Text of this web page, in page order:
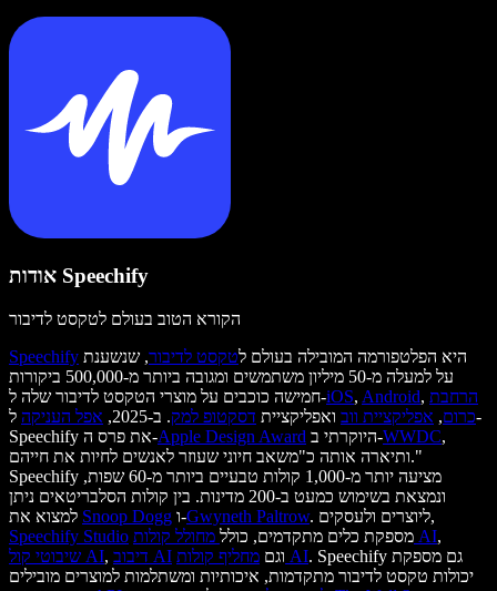
אודות Speechify
הקורא הטוב בעולם לטקסט לדיבור
Speechify
היא הפלטפורמה המובילה בעולם לטקסט לדיבור, שנשענת
על למעלה מ-50 מיליון משתמשים ומגובה ביותר מ-500,000 ביקורות
חמישה כוכבים על מוצרי הטקסט לדיבור שלה ל-iOS, Android, הרחבת
כרום, אפליקציית ווב ואפליקציית דסקטופ למק. ב-2025, אפל העניקה ל-
Speechify את פרס ה-Apple Design Award היוקרתי ב-WWDC,
ותיארה אותה כ"משאב חיוני שעוזר לאנשים לחיות את חייהם."
Speechify מציעה יותר מ-1,000 קולות טבעיים ביותר מ-60 שפות,
ונמצאת בשימוש כמעט ב-200 מדינות. בין קולות הסלבריטאים ניתן
Snoop Dogg ו-Gwyneth Paltrow
. ליוצרים ולעסקים,
Speechify Studio
מספקת כלים מתקדמים, כולל מחולל קולות AI,
שיבוטי קול AI, דיבוב AI וגם מחליף קולות AI. Speechify גם מספקת
יכולות טקסט לדיבור מתקדמות, איכותיות ומשתלמות למוצרים מובילים